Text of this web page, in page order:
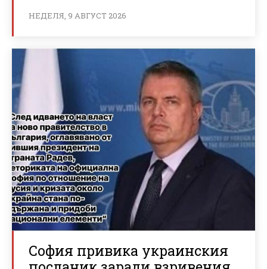
НЕДЕЛЯ, 9 АВГУСТ 2026
София привика украинския